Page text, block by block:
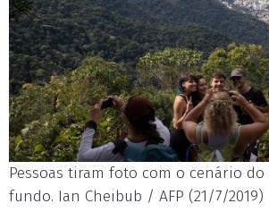
Pessoas tiram foto com o cenário do
fundo. Ian Cheibub / AFP (21/7/2019)